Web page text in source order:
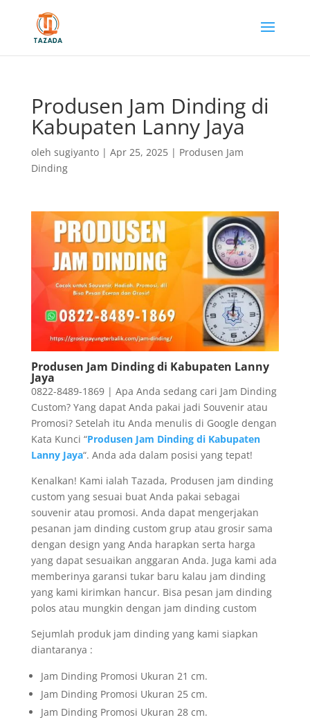
Produsen Jam Dinding di
Kabupaten Lanny Jaya
oleh sugiyanto| Apr 25, 2025| Produsen Jam
Dinding
Produsen Jam Dinding di Kabupaten Lanny
Jaya
0822-8489-1869 | Apa Anda sedang cari Jam Dinding
Custom? Yang dapat Anda pakai jadi Souvenir atau
Promosi? Setelah itu Anda menulis di Google dengan
Kata Kunci “Produsen Jam Dinding di Kabupaten
Lanny Jaya“. Anda ada dalam posisi yang tepat!
Kenalkan! Kami ialah Tazada, Produsen jam dinding
custom yang sesuai buat Anda pakai sebagai
souvenir atau promosi. Anda dapat mengerjakan
pesanan jam dinding custom grup atau grosir sama
dengan design yang Anda harapkan serta harga
yang dapat sesuaikan anggaran Anda. Juga kami ada
memberinya garansi tukar baru kalau jam dinding
yang kami kirimkan hancur. Bisa pesan jam dinding
polos atau mungkin dengan jam dinding custom
Sejumlah produk jam dinding yang kami siapkan
diantaranya :
Jam Dinding Promosi Ukuran 21 cm.
Jam Dinding Promosi Ukuran 25 cm.
Jam Dinding Promosi Ukuran 28 cm.